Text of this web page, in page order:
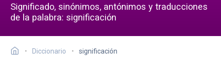
Significado, sinónimos, antónimos y traducciones
de la palabra: significación
Diccionario significación